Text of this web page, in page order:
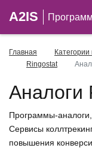
A2IS
Главная
Ringostat
Аналоги
Программы-
Сервисы
повышения